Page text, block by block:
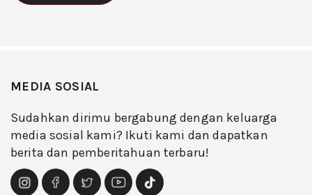
MEDIA SOSIAL
Sudahkan dirimu bergabung dengan keluarga
media sosial kami? Ikuti kami dan dapatkan
berita dan pemberitahuan terbaru!